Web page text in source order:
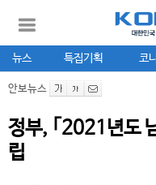
뉴스 특집기획 코
안보뉴스
정부, ｢2021년도
립